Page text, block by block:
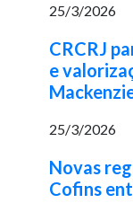
25/3/2026
CRCRJ
e
25/3/2026
Novas
Cofins